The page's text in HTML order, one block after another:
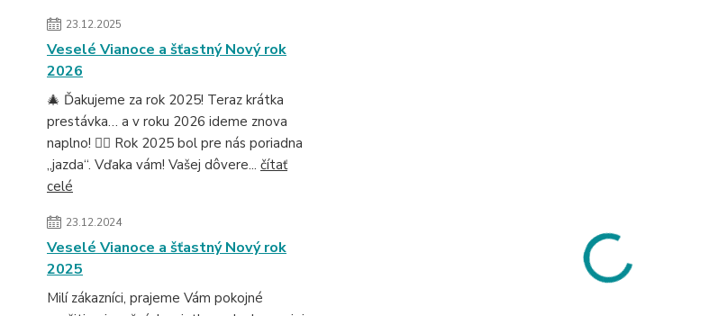
23.12.2025
Veselé Vianoce a šťastný Nový rok
2026
🎄 Ďakujeme za rok 2025! Teraz krátka
prestávka… a v roku 2026 ideme znova
naplno! 🚴‍♂️ Rok 2025 bol pre nás poriadna
„jazda“. Vďaka vám! Vašej dôvere... čítať
celé
23.12.2024
Veselé Vianoce a šťastný Nový rok
2025
Milí zákazníci, prajeme Vám pokojné